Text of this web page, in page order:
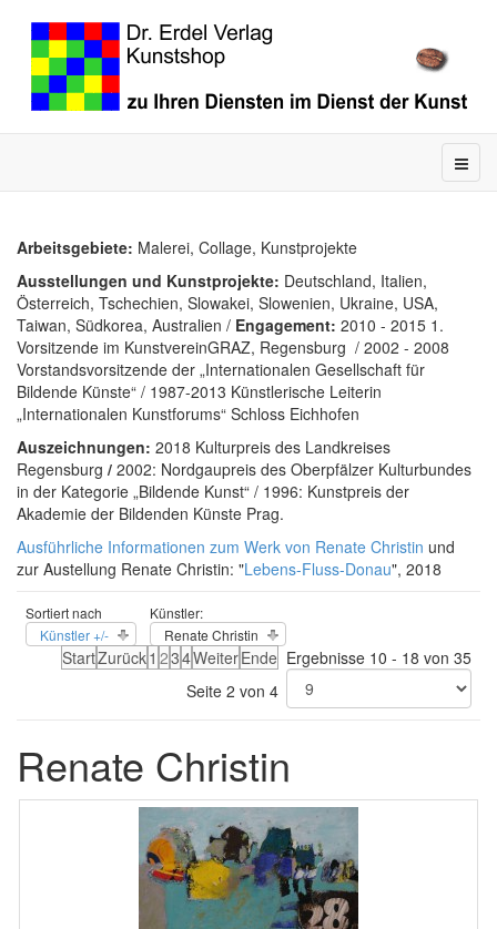
Arbeitsgebiete: Malerei, Collage, Kunstprojekte
Ausstellungen und Kunstprojekte: Deutschland, Italien,
Österreich, Tschechien, Slowakei, Slowenien, Ukraine, USA,
Taiwan, Südkorea, Australien / Engagement: 2010 - 2015 1.
Vorsitzende im KunstvereinGRAZ, Regensburg / 2002 - 2008
Vorstandsvorsitzende der „Internationalen Gesellschaft für
Bildende Künste“ / 1987-2013 Künstlerische Leiterin
„Internationalen Kunstforums“ Schloss Eichhofen
Auszeichnungen: 2018 Kulturpreis des Landkreises
Regensburg / 2002: Nordgaupreis des Oberpfälzer Kulturbundes
in der Kategorie „Bildende Kunst“ / 1996: Kunstpreis der
Akademie der Bildenden Künste Prag.
Ausführliche Informationen zum Werk von Renate Christin und
zur Austellung Renate Christin: "Lebens-Fluss-Donau", 2018
Sortiert nach
Künstler +/-
Künstler:
Renate Christin
StartZurück1 234WeiterEnde
Seite 2 von 4
Ergebnisse 10 - 18 von 35
Renate Christin